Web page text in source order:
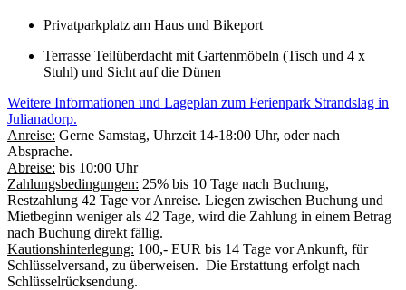
Privatparkplatz am Haus und Bikeport
Terrasse Teilüberdacht mit Gartenmöbeln (Tisch und 4 x
Stuhl) und Sicht auf die Dünen
Weitere Informationen und Lageplan zum Ferienpark Strandslag in
Julianadorp.
Anreise: Gerne Samstag, Uhrzeit 14-18:00 Uhr, oder nach
Absprache.
Abreise: bis 10:00 Uhr
Zahlungsbedingungen: 25% bis 10 Tage nach Buchung,
Restzahlung 42 Tage vor Anreise. Liegen zwischen Buchung und
Mietbeginn weniger als 42 Tage, wird die Zahlung in einem Betrag
nach Buchung direkt fällig.
Kautionshinterlegung: 100,- EUR bis 14 Tage vor Ankunft, für
Schlüsselversand, zu überweisen. Die Erstattung erfolgt nach
Schlüsselrücksendung.